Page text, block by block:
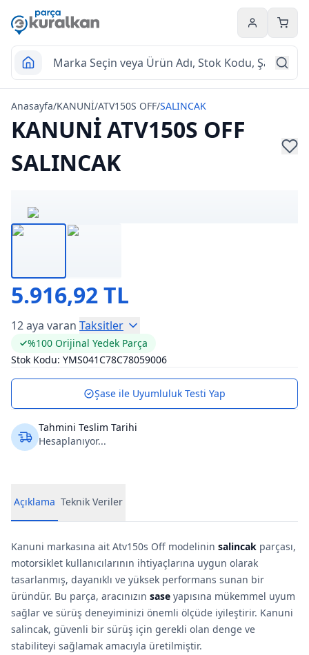
Hesabım
Anasayfa/KANUNİ/ATV150S OFF/SALINCAK
KANUNİ ATV150S OFF
SALINCAK
5.916,92 TL
12 aya varan Taksitler
%100 Orijinal Yedek Parça
Stok Kodu: YMS041C78C78059006
Şase ile Uyumluluk Testi Yap
Tahmini Teslim Tarihi
Hesaplanıyor...
Açıklama Teknik Veriler
Kanuni markasına ait Atv150s Off modelinin salincak parçası,
motorsiklet kullanıcılarının ihtiyaçlarına uygun olarak
tasarlanmış, dayanıklı ve yüksek performans sunan bir
üründür. Bu parça, aracınızın sase yapısına mükemmel uyum
sağlar ve sürüş deneyiminizi önemli ölçüde iyileştirir. Kanuni
salincak, güvenli bir sürüş için gerekli olan denge ve
stabiliteyi sağlamak amacıyla üretilmiştir.